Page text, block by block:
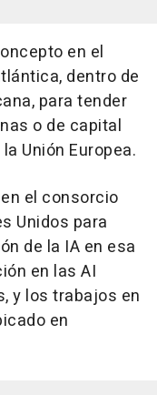
en el
dentro de
para tender
o de capital
Unión Europea.
el consorcio
Unidos para
de la IA en esa
en las AI
y los trabajos en
en